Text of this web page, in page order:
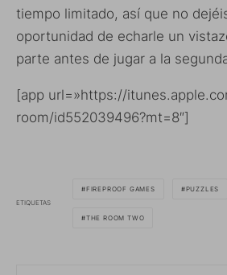
tiempo limitado, así que no
oportunidad de echarle un
parte antes de jugar a la
[app url=»https://
room/id552039496?mt=8″]
ETIQUETAS
FIREPROOF GAMES PUZZLES
THE ROOM TWO